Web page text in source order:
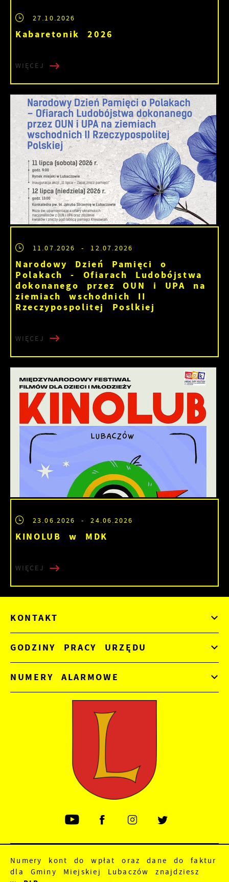
27.10.2026
Kabaretonik 2026
WIĘCEJ
11.07.2026 - 12.07.2026
Narodowy Dzień Pamięci o
Polakach - Ofiarach Ludobójstwa
dokonanego przez OUN i UPA na
ziemiach wschodnich II
Rzeczypospolitej Poslkiej
WIĘCEJ
23.06.2026 - 24.06.2026
KINOLUB w MDK
WIĘCEJ
KONTAKT
GODZINY PRACY URZĘDU
NUMERY ALARMOWE
Numery kont do wpłat oraz dane do faktur
dla Gminy Miejskiej Lubaczów znajdziesz